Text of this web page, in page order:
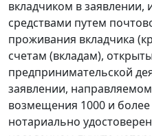
вкладчиком в
средствами путем
проживания вкладчика
счетам (вкладам),
предпринимательской
заявлении,
возмещения 1000 и
нотариально